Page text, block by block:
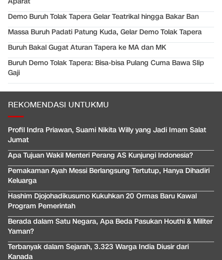
Demo Buruh Tolak Tapera Gelar Teatrikal hingga Bakar Ban
Massa Buruh Padati Patung Kuda, Gelar Demo Tolak Tapera
Buruh Bakal Gugat Aturan Tapera ke MA dan MK
Buruh Demo Tolak Tapera: Bisa-bisa Pulang Cuma Bawa Slip
Gaji
REKOMENDASI UNTUKMU
Profil Indra Priawan, Suami Nikita Willy yang Jadi Imam Salat
Jumat
Apa Tujuan Wakil Menteri Perang AS Kunjungi Indonesia?
Pemakaman Ayah Messi Berlangsung Tertutup, Hanya Dihadiri
Keluarga
Hashim Djojohadikusumo Kukuhkan 20 Ormas Baru Kawal
Program Pemerintah
Berada dalam Satu Negara, Apa Beda Pasukan Houthi & Militer
Yaman?
Terbanyak dalam Sejarah, 3.323 Warga India Diusir dari
Kanada